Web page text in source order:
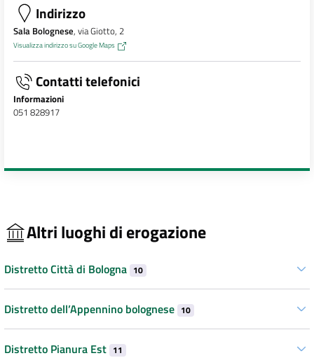
Indirizzo
Sala Bolognese, via Giotto, 2
Visualizza indirizzo su Google Maps
Contatti telefonici
Informazioni
051 828917
Altri luoghi di erogazione
Distretto Città di Bologna 10
Distretto dell’Appennino bolognese 10
Distretto Pianura Est 11